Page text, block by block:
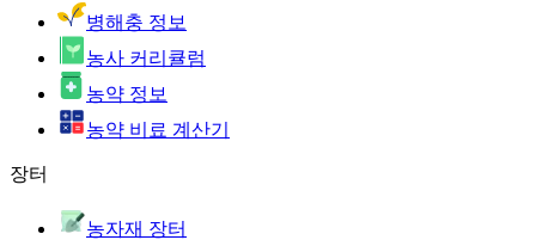
병해충 정보
농사 커리큘럼
농약 정보
농약 비료 계산기
장터
농자재 장터